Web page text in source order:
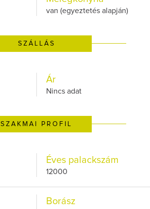
van (egyeztetés alapján)
SZÁLLÁS
Ár
Nincs adat
SZAKMAI PROFIL
Éves palackszám
12000
Borász